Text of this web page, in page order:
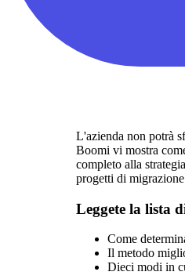
L'azienda non potrà
Boomi vi mostra
completo alla
progetti di
Leggete la lista
Come
Il metodo
Dieci modi in